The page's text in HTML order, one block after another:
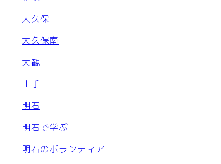
大久保
大久保南
大観
山手
明石
明石で学ぶ
明石のボランティア